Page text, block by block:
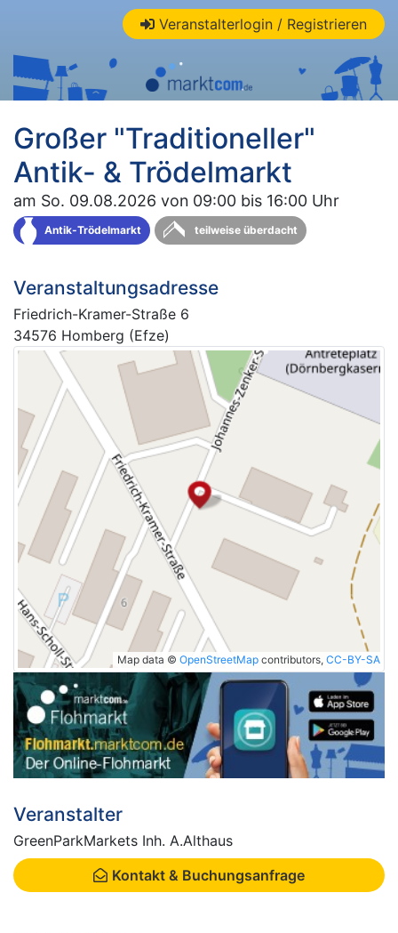
Veranstalterlogin / Registrieren
Großer "Traditioneller"
Antik- & Trödelmarkt
am So. 09.08.2026 von 09:00 bis 16:00 Uhr
Antik-Trödelmarkt teilweise überdacht
Veranstaltungsadresse
Friedrich-Kramer-Straße 6
34576 Homberg (Efze)
Map data © OpenStreetMap contributors, CC-BY-SA
Veranstalter
GreenParkMarkets Inh. A.Althaus
Kontakt & Buchungsanfrage